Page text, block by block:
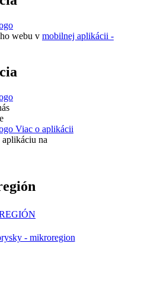
webu v mobilnej aplikácii -
Viac o aplikácii
na
- mikroregion